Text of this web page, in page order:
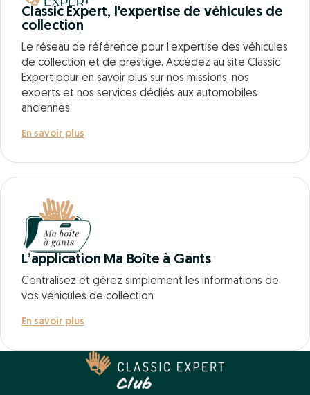
Classic Expert, l'expertise de véhicules de
collection
Le réseau de référence pour l’expertise des véhicules
de collection et de prestige. Accédez au site Classic
Expert pour en savoir plus sur nos missions, nos
experts et nos services dédiés aux automobiles
anciennes.
En savoir plus
L’application Ma Boîte à Gants
Centralisez et gérez simplement les informations de
vos véhicules de collection
En savoir plus